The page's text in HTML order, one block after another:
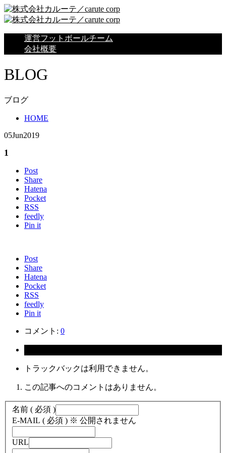
運営フットボールチーム
会社概要
BLOG
ブログ
HOME
05Jun2019
1
Post
Share
Hatena
Pocket
RSS
feedly
Pin it
Post
Share
Hatena
Pocket
RSS
feedly
Pin it
コメント: 0
トラックバックは利用できません。
この記事へのコメントはありません。
名前 ( 必須 )
E-MAIL ( 必須 ) ※ 公開されません
URL